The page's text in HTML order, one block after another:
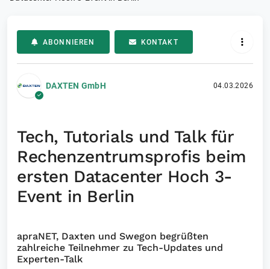
ABONNIEREN KONTAKT
DAXTEN GmbH 04.03.2026
Tech, Tutorials und Talk für
Rechenzentrumsprofis beim
ersten Datacenter Hoch 3-
Event in Berlin
apraNET, Daxten und Swegon begrüßten
zahlreiche Teilnehmer zu Tech-Updates und
Experten-Talk